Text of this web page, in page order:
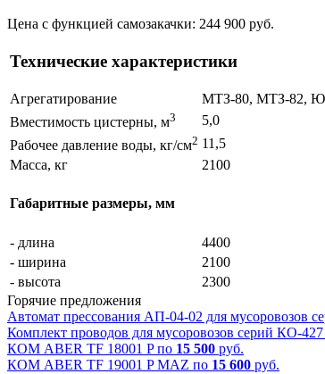
Цена с функцией самозакачки: 244 900 руб.
Технические характеристики
Агрегатирование
МТЗ-80, МТЗ-82,
Вместимость цистерны, м3
5,0
Рабочее давление воды, кг/см2 11,5
Масса, кг
2100
Габаритные размеры, мм
- длина
4400
- ширина
2100
- высота
2300
Горячие предложения
Автомат прессования АП-04-02 для мусоровозов
Комплект проводов для мусоровозов серий КО-
КОМ ABER TF 18001 P по 15 500 руб.
КОМ АBER TF 19001 P MAZ по 15 600 руб.